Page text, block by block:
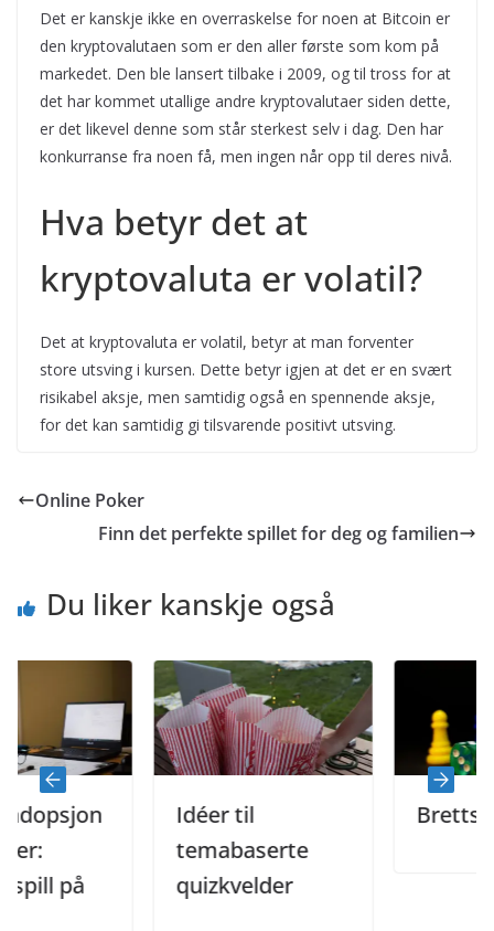
Det er kanskje ikke en overraskelse for noen at Bitcoin er
den kryptovalutaen som er den aller første som kom på
markedet. Den ble lansert tilbake i 2009, og til tross for at
det har kommet utallige andre kryptovalutaer siden dette,
er det likevel denne som står sterkest selv i dag. Den har
konkurranse fra noen få, men ingen når opp til deres nivå.
Hva betyr det at
kryptovaluta er volatil?
Det at kryptovaluta er volatil, betyr at man forventer
store utsving i kursen. Dette betyr igjen at det er en svært
risikabel aksje, men samtidig også en spennende aksje,
for det kan samtidig gi tilsvarende positivt utsving.
Online Poker
Finn det perfekte spillet for deg og familien
Du liker kanskje også
på
Idéer til
temabaserte
quizkvelder
Brettspill